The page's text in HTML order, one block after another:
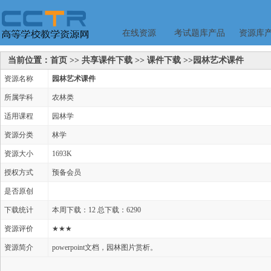
在线资源 考试题库产品 资源库
当前位置：首页 >> 共享课件下载 >> 课件下载 >>园林艺术课件
资源名称 园林艺术课件
所属学科 农林类
适用课程 园林学
资源分类 林学
资源大小 1693K
授权方式 预备会员
是否原创
下载统计 本周下载：12 总下载：6290
资源评价 ★★★
资源简介 powerpoint文档，园林图片赏析。